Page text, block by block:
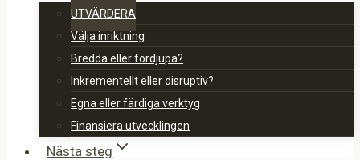
UTVÄRDERA
Välja inriktning
Bredda eller fördjupa?
Inkrementellt eller disruptiv?
Egna eller färdiga verktyg
Finansiera utvecklingen
Nästa steg